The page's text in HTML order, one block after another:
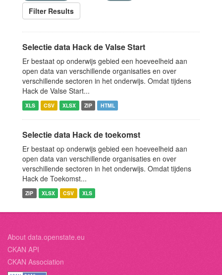
Filter Results
Selectie data Hack de Valse Start
Er bestaat op onderwijs gebied een hoeveelheid aan
open data van verschillende organisaties en over
verschillende sectoren in het onderwijs. Omdat tijdens
Hack de Valse Start...
XLS CSV XLSX ZIP HTML
Selectie data Hack de toekomst
Er bestaat op onderwijs gebied een hoeveelheid aan
open data van verschillende organisaties en over
verschillende sectoren in het onderwijs. Omdat tijdens
Hack de Toekomst...
ZIP XLSX CSV XLS
About data.openstate.eu
CKAN API
CKAN Association